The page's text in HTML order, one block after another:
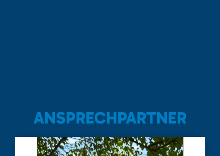
ANSPRECHPARTNER